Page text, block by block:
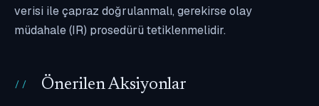
verisi ile çapraz doğrulanmalı, gerekirse olay
müdahale (IR) prosedürü tetiklenmelidir.
Önerilen Aksiyonlar